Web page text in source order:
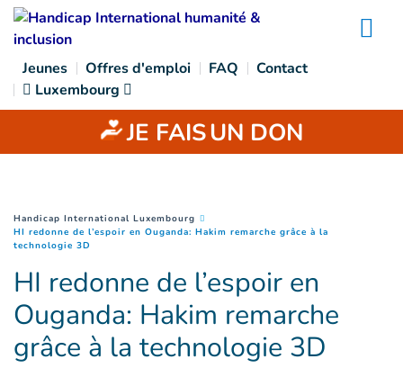
Goto main content
Jeunes Offres d'emploi FAQ
Contact
Luxembourg
JE FAISUN DON
You are here :
Handicap International Luxembourg
HI redonne de l’espoir en Ouganda: Hakim remarche grâce à la
technologie 3D
HI redonne de l’espoir en
Ouganda: Hakim remarche
grâce à la technologie 3D